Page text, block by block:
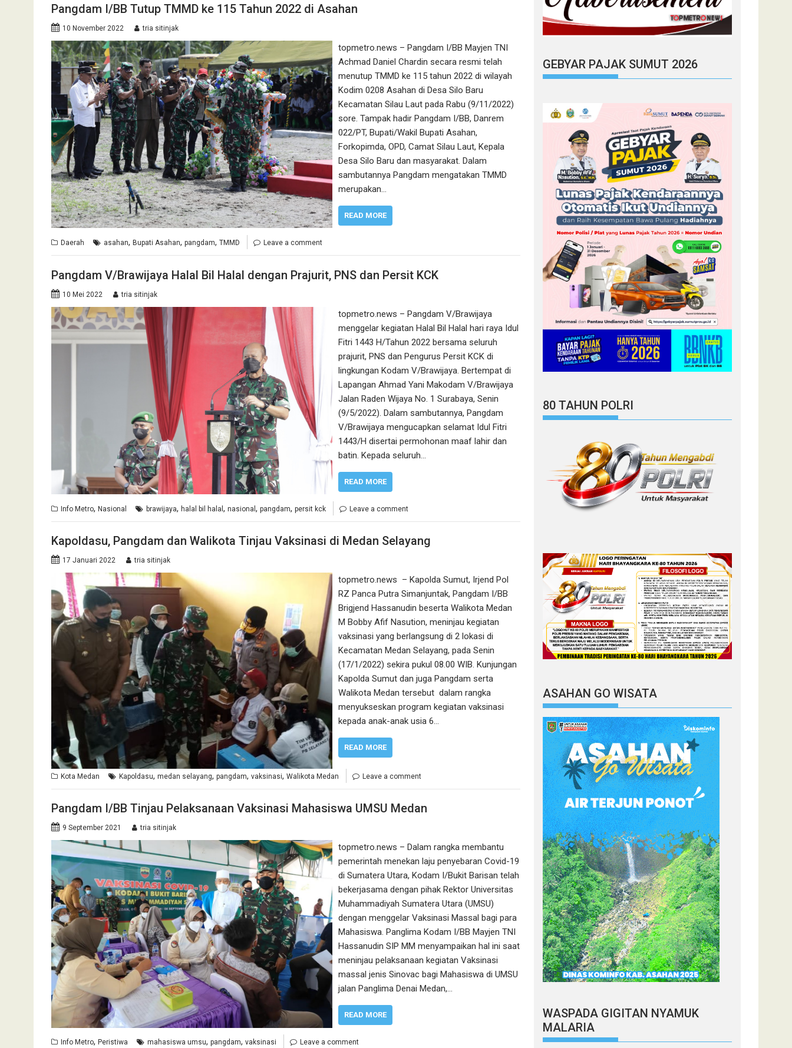
Pangdam I/BB Tutup TMMD ke 115 Tahun 2022 di Asahan
10 November 2022 tria sitinjak
topmetro.news – Pangdam I/BB Mayjen TNI
Achmad Daniel Chardin secara resmi telah
menutup TMMD ke 115 tahun 2022 di wilayah
Kodim 0208 Asahan di Desa Silo Baru
Kecamatan Silau Laut pada Rabu (9/11/2022)
sore. Tampak hadir Pangdam I/BB, Danrem
022/PT, Bupati/Wakil Bupati Asahan,
Forkopimda, OPD, Camat Silau Laut, Kepala
Desa Silo Baru dan masyarakat. Dalam
sambutannya Pangdam mengatakan TMMD
merupakan…
READ MORE
Daerah asahan, Bupati Asahan, pangdam, TMMD Leave a comment
Pangdam V/Brawijaya Halal Bil Halal dengan Prajurit, PNS dan Persit KCK
10 Mei 2022 tria sitinjak
topmetro.news – Pangdam V/Brawijaya
menggelar kegiatan Halal Bil Halal hari raya Idul
Fitri 1443 H/Tahun 2022 bersama seluruh
prajurit, PNS dan Pengurus Persit KCK di
lingkungan Kodam V/Brawijaya. Bertempat di
Lapangan Ahmad Yani Makodam V/Brawijaya
Jalan Raden Wijaya No. 1 Surabaya, Senin
(9/5/2022). Dalam sambutannya, Pangdam
V/Brawijaya mengucapkan selamat Idul Fitri
1443/H disertai permohonan maaf lahir dan
batin. Kepada seluruh…
READ MORE
Info Metro, Nasional brawijaya, halal bil halal , nasional , pangdam, persit kck Leave a comment
Kapoldasu, Pangdam dan Walikota Tinjau Vaksinasi di Medan Selayang
17 Januari 2022 tria sitinjak
topmetro.news – Kapolda Sumut, Irjend Pol
RZ Panca Putra Simanjuntak, Pangdam I/BB
Brigjend Hassanudin beserta Walikota Medan
M Bobby Afif Nasution, meninjau kegiatan
vaksinasi yang berlangsung di 2 lokasi di
Kecamatan Medan Selayang, pada Senin
(17/1/2022) sekira pukul 08.00 WIB. Kunjungan
Kapolda Sumut dan juga Pangdam serta
Walikota Medan tersebut dalam rangka
menyukseskan program kegiatan vaksinasi
kepada anak-anak usia 6…
READ MORE
Kota Medan Kapoldasu, medan selayang, pangdam, vaksinasi, Walikota Medan Leave a comment
Pangdam I/BB Tinjau Pelaksanaan Vaksinasi Mahasiswa UMSU Medan
9 September 2021 tria sitinjak
topmetro.news – Dalam rangka membantu
pemerintah menekan laju penyebaran Covid-19
di Sumatera Utara, Kodam I/Bukit Barisan telah
bekerjasama dengan pihak Rektor Universitas
Muhammadiyah Sumatera Utara (UMSU)
dengan menggelar Vaksinasi Massal bagi para
Mahasiswa. Panglima Kodam I/BB Mayjen TNI
Hassanudin SIP MM menyampaikan hal ini saat
meninjau pelaksanaan kegiatan Vaksinasi
massal jenis Sinovac bagi Mahasiswa di UMSU
jalan Panglima Denai Medan,…
READ MORE
Info Metro, Peristiwa mahasiswa umsu, pangdam, vaksinasi Leave a comment
GEBYAR PAJAK SUMUT 2026
80 TAHUN POLRI
ASAHAN GO WISATA
WASPADA GIGITAN NYAMUK
MALARIA